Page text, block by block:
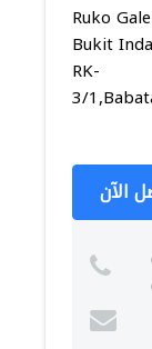
Ruko
Bukit
RK-
3/
الآن